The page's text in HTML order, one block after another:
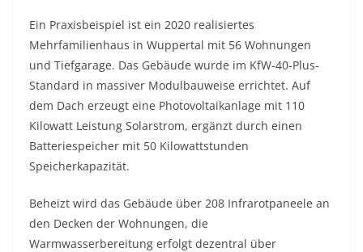
Ein Praxisbeispiel ist ein 2020 realisiertes
Mehrfamilienhaus in Wuppertal mit 56 Wohnungen
und Tiefgarage. Das Gebäude wurde im KfW-40-Plus-
Standard in massiver Modulbauweise errichtet. Auf
dem Dach erzeugt eine Photovoltaikanlage mit 110
Kilowatt Leistung Solarstrom, ergänzt durch einen
Batteriespeicher mit 50 Kilowattstunden
Speicherkapazität.
Beheizt wird das Gebäude über 208 Infrarotpaneele an
den Decken der Wohnungen, die
Warmwasserbereitung erfolgt dezentral über